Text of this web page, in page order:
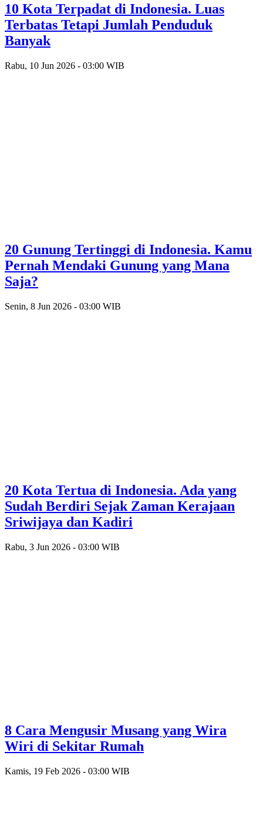
10 Kota Terpadat di Indonesia. Luas
Terbatas Tetapi Jumlah Penduduk
Banyak
Rabu, 10 Jun 2026 - 03:00 WIB
20 Gunung Tertinggi di Indonesia. Kamu
Pernah Mendaki Gunung yang Mana
Saja?
Senin, 8 Jun 2026 - 03:00 WIB
20 Kota Tertua di Indonesia. Ada yang
Sudah Berdiri Sejak Zaman Kerajaan
Sriwijaya dan Kadiri
Rabu, 3 Jun 2026 - 03:00 WIB
8 Cara Mengusir Musang yang Wira
Wiri di Sekitar Rumah
Kamis, 19 Feb 2026 - 03:00 WIB